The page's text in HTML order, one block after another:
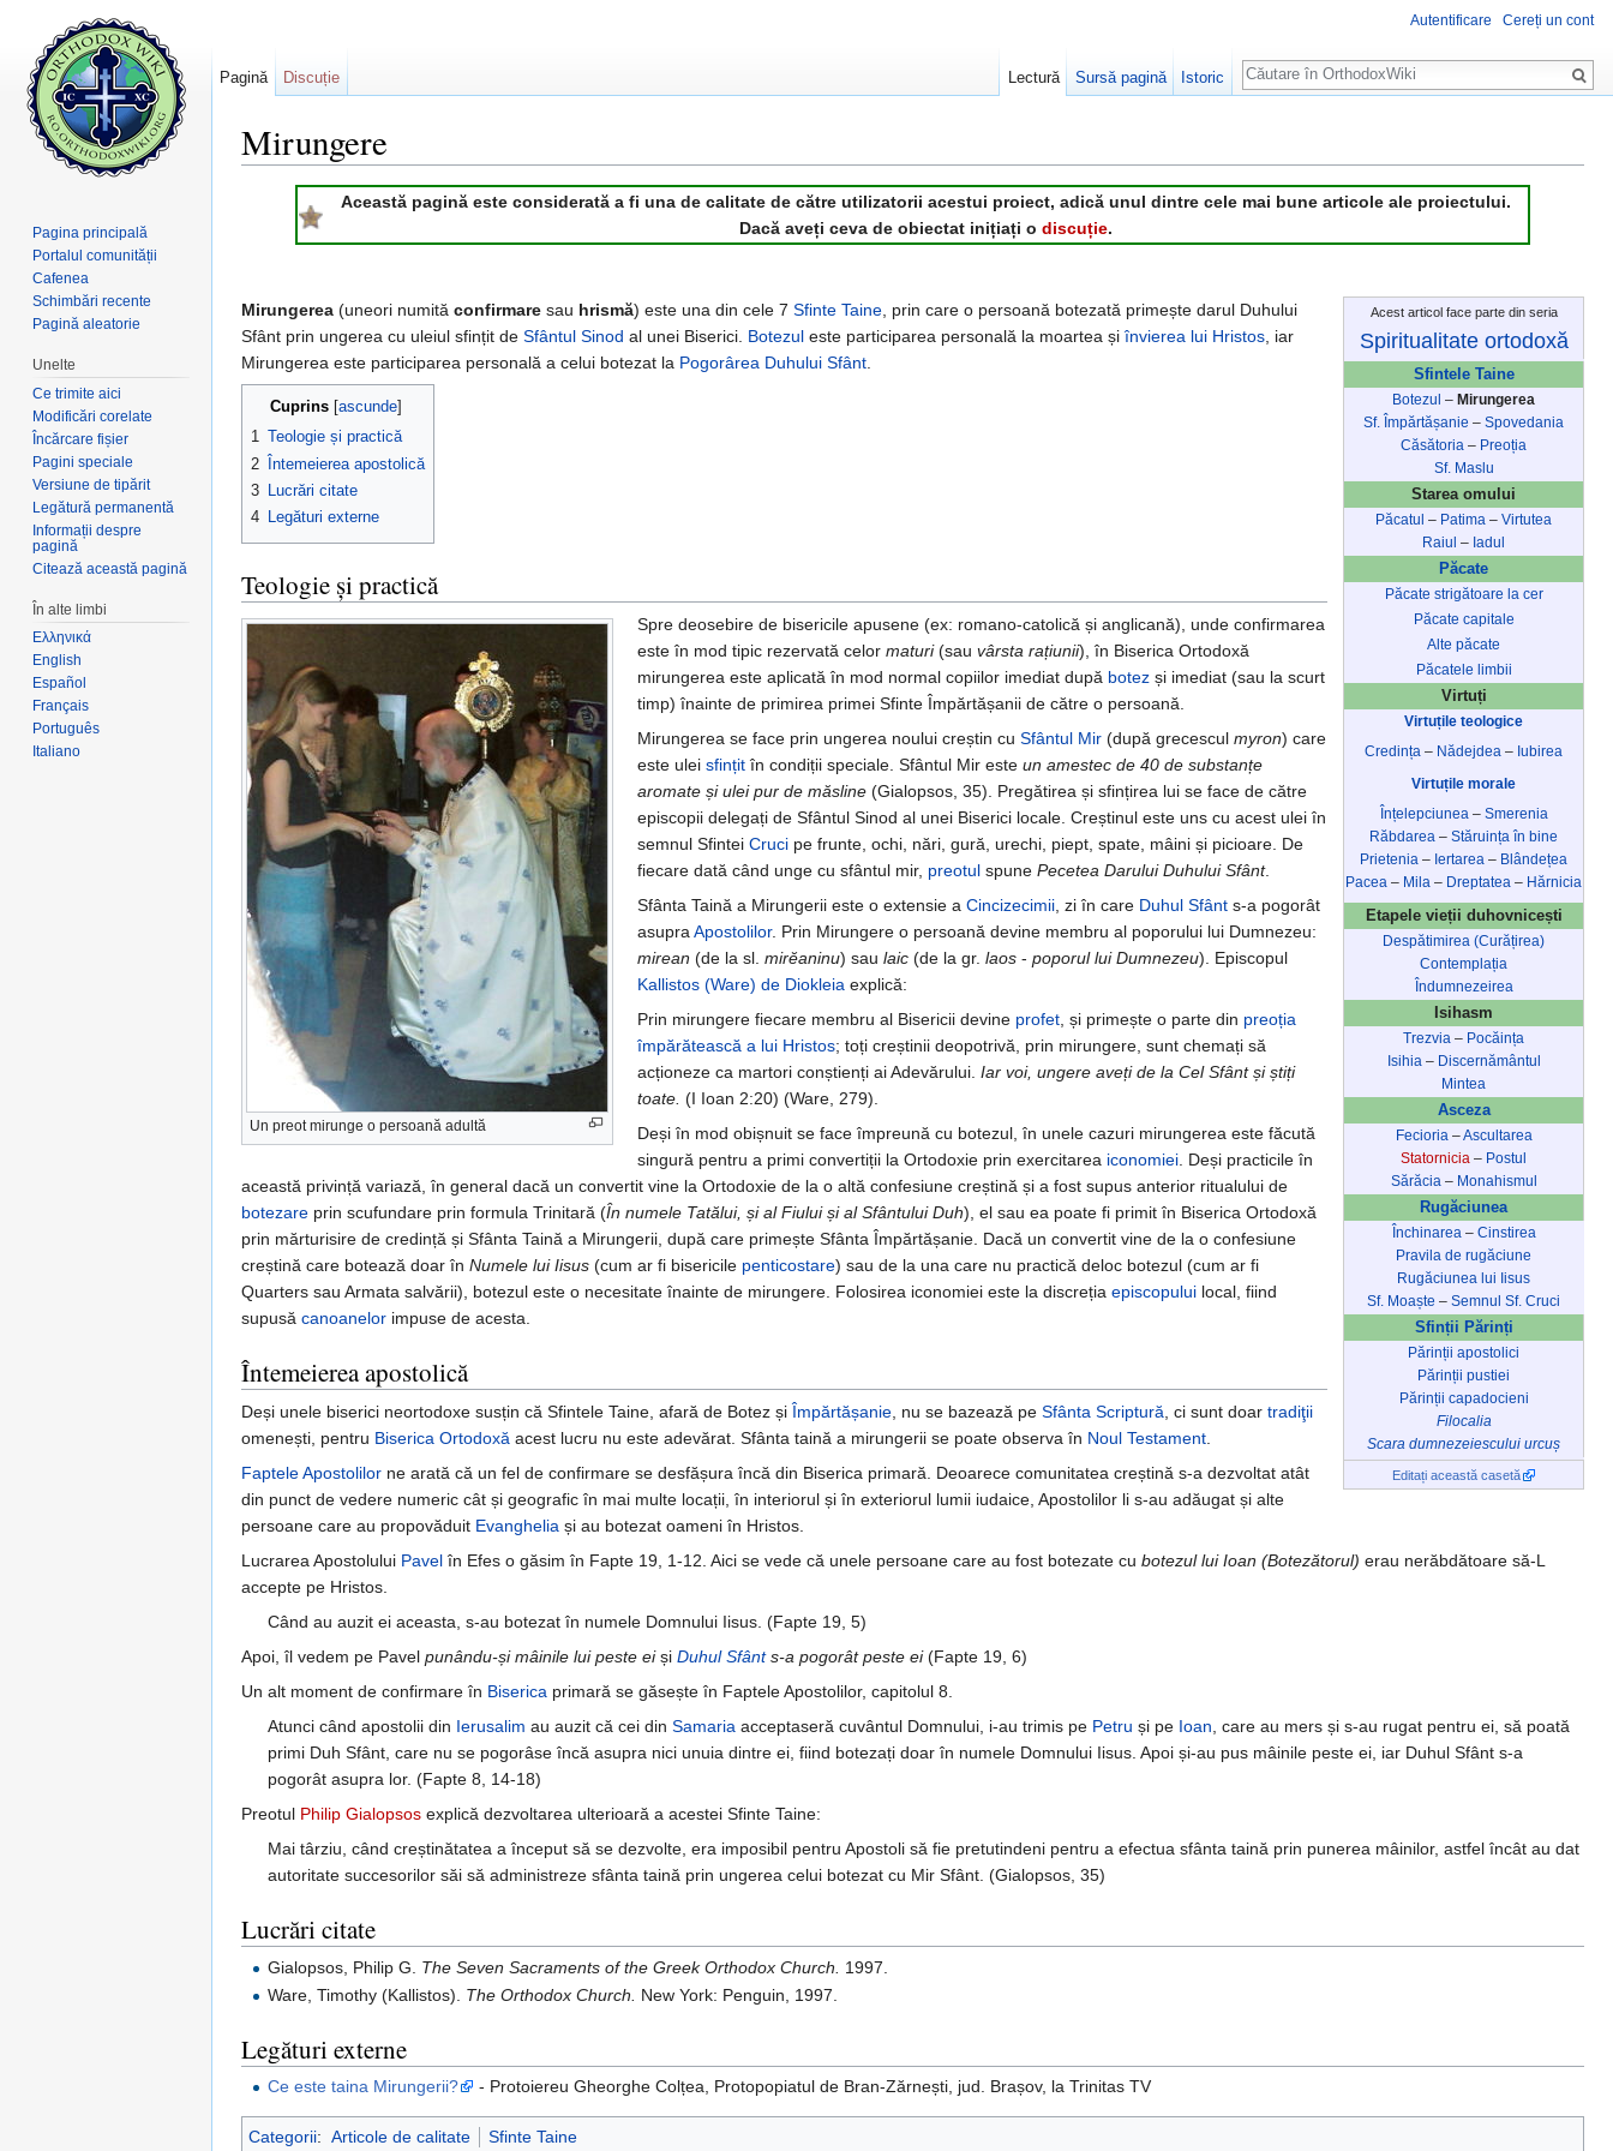
Mirungere
Această pagină este considerată a fi una de calitate de către utilizatorii acestui proiect, adică unul dintre cele mai bune articole ale proiectului.
Dacă aveți ceva de obiectat inițiați o discuție.
Acest articol face parte din seria
Spiritualitate ortodoxă
Sfintele Taine
Botezul – Mirungerea
Sf. Împărtășanie – Spovedania
Căsătoria – Preoția
Sf. Maslu
Starea omului
Păcatul – Patima – Virtutea
Raiul – Iadul
Păcate
Păcate strigătoare la cer
Păcate capitale
Alte păcate
Păcatele limbii
Virtuți
Virtuțile teologice
Credința – Nădejdea – Iubirea
Virtuțile morale
Înțelepciunea– Smerenia
Răbdarea – Stăruința în bine
Prietenia – Iertarea – Blândețea
Pacea – Mila – Dreptatea – Hărnicia
Etapele vieții duhovnicești
Despătimirea (Curățirea)
Contemplația
Îndumnezeirea
Isihasm
Trezvia – Pocăința
Isihia– Discernământul
Mintea
Asceza
Fecioria–Ascultarea
Statornicia – Postul
Sărăcia– Monahismul
Rugăciunea
Închinarea– Cinstirea
Pravila de rugăciune
Rugăciunea lui Iisus
Sf. Moaște – Semnul Sf. Cruci
Sfinții Părinți
Părinții apostolici
Părinții pustiei
Părinții capadocieni
Filocalia
Scara dumnezeiescului urcuș
Editați această casetă
Mirungerea (uneori numită confirmare sau hrismă) este una din cele 7 Sfinte Taine, prin care o persoană botezată primește darul Duhului
Sfânt prin ungerea cu uleiul sfințit de Sfântul Sinod al unei Biserici. Botezul este participarea personală la moartea șiînvierea lui Hristos, iar
Mirungerea este participarea personală a celui botezat la Pogorârea Duhului Sfânt.
Cuprins[ ascunde]
1 Teologie și practică
2
Întemeierea apostolică
3 Lucrări citate
4 Legături externe
Teologie și practică
Un preot mirunge o persoană adultă
Spre deosebire de bisericile apusene (ex: romano-catolică și anglicană), unde confirmarea
este în mod tipic rezervată celor maturi(sau vârsta rațiunii), în Biserica Ortodoxă
mirungerea este aplicată în mod normal copiilor imediat după botezși imediat (sau la scurt
timp) înainte de primirea primei Sfinte Împărtășanii de către o persoană.
Mirungerea se face prin ungerea noului creștin cu Sfântul Mir(după grecescul myron) care
este ulei sfințitîn condiții speciale. Sfântul Mir este un amestec de 40 de substanțe
aromate și ulei pur de măsline(Gialopsos, 35). Pregătirea și sfințirea lui se face de către
episcopii delegați de Sfântul Sinod al unei Biserici locale. Creștinul este uns cu acest ulei în
semnul Sfintei Crucipe frunte, ochi, nări, gură, urechi, piept, spate, mâini și picioare. De
fiecare dată când unge cu sfântul mir, preotulspune Pecetea Darului Duhului Sfânt.
Sfânta Taină a Mirungerii este o extensie a Cincizecimii, zi în care Duhul Sfânts-a pogorât
asupraApostolilor. Prin Mirungere o persoană devine membru al poporului lui Dumnezeu:
mirean (de la sl. mirĕaninu) sau laic(de la gr. laos- poporul lui Dumnezeu). Episcopul
Kallistos (Ware) de Diokleiaexplică:
Prin mirungere fiecare membru al Bisericii devine profet, și primește o parte din preoția
împărătească a lui Hristos; toți creștinii deopotrivă, prin mirungere, sunt chemați să
acționeze ca martori conștienți ai Adevărului. Iar voi, ungere aveți de la Cel Sfânt și știți
toate. (I Ioan 2:20) (Ware, 279).
Deși în mod obișnuit se face împreună cu botezul, în unele cazuri mirungerea este făcută
singură pentru a primi convertiții la Ortodoxie prin exercitarea iconomiei. Deși practicile în
această privință variază, în general dacă un convertit vine la Ortodoxie de la o altă confesiune creștină și a fost supus anterior ritualului de
botezare prin scufundare prin formula Trinitară (În numele Tatălui, și al Fiului și al Sfântului Duh), el sau ea poate fi primit în Biserica Ortodoxă
prin mărturisire de credință și Sfânta Taină a Mirungerii, după care primește Sfânta Împărtășanie. Dacă un convertit vine de la o confesiune
creștină care botează doar în Numele lui Iisus (cum ar fi bisericile penticostare) sau de la una care nu practică deloc botezul (cum ar fi
Quarters sau Armata salvării), botezul este o necesitate înainte de mirungere. Folosirea iconomiei este la discreția episcopului local, fiind
supusă canoanelor impuse de acesta.
Întemeierea apostolică
Deși unele biserici neortodoxe susțin că Sfintele Taine, afară de Botez și Împărtășanie, nu se bazează pe Sfânta Scriptură, ci sunt doar tradiţii
omenești, pentru Biserica Ortodoxă acest lucru nu este adevărat. Sfânta taină a mirungerii se poate observa în Noul Testament.
Faptele Apostolilor ne arată că un fel de confirmare se desfășura încă din Biserica primară. Deoarece comunitatea creștină s-a dezvoltat atât
din punct de vedere numeric cât și geografic în mai multe locații, în interiorul și în exteriorul lumii iudaice, Apostolilor li s-au adăugat și alte
persoane care au propovăduit Evanghelia și au botezat oameni în Hristos.
Lucrarea Apostolului Pavel în Efes o găsim în Fapte 19, 1-12. Aici se vede că unele persoane care au fost botezate cu botezul lui Ioan (Botezătorul) erau nerăbdătoare să-L
accepte pe Hristos.
Când au auzit ei aceasta, s-au botezat în numele Domnului Iisus. (Fapte 19, 5)
Apoi, îl vedem pe Pavel punându-și mâinile lui peste eiși Duhul Sfânts-a pogorât peste ei(Fapte 19, 6)
Un alt moment de confirmare în Biserica primară se găsește în Faptele Apostolilor, capitolul 8.
Atunci când apostolii din Ierusalim au auzit că cei dinSamaria acceptaseră cuvântul Domnului, i-au trimis pe Petru și pe Ioan, care au mers și s-au rugat pentru ei, să poată
primi Duh Sfânt, care nu se pogorâse încă asupra nici unuia dintre ei, fiind botezați doar în numele Domnului Iisus. Apoi și-au pus mâinile peste ei, iar Duhul Sfânt s-a
pogorât asupra lor. (Fapte 8, 14-18)
Preotul Philip Gialopsos explică dezvoltarea ulterioară a acestei Sfinte Taine:
Mai târziu, când creștinătatea a început să se dezvolte, era imposibil pentru Apostoli să fie pretutindeni pentru a efectua sfânta taină prin punerea mâinilor, astfel încât au dat
autoritate succesorilor săi să administreze sfânta taină prin ungerea celui botezat cu Mir Sfânt. (Gialopsos, 35)
Lucrări citate
Gialopsos, Philip G. The Seven Sacraments of the Greek Orthodox Church.
1997.
Ware, Timothy (Kallistos). The Orthodox Church. New York: Penguin, 1997.
Legături externe
Ce este taina Mirungerii? - Protoiereu Gheorghe Colțea, Protopopiatul de Bran-Zărnești, jud. Brașov, la Trinitas TV
Categorii: Articole de calitate Sfinte Taine
Autentificare Cereți un cont
Pagină Discuție Lectură Sursă pagină Istoric
Căutare
Pagina principală
Portalul comunității
Cafenea
Schimbări recente
Pagină aleatorie
Unelte
Ce trimite aici
Modificări corelate
Încărcare fișier
Pagini speciale
Versiune de tipărit
Legătură permanentă
Informații despre
pagină
Citează această pagină
În alte limbi
Ελληνικά
English
Español
Français
Português
Italiano